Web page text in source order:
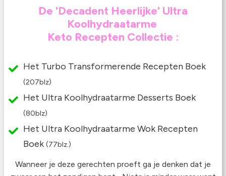
De 'Decadent Heerlijke' Ultra
Koolhydraatarme
Keto Recepten Collectie :
Het Turbo Transformerende Recepten Boek
(207blz)
Het Ultra Koolhydraatarme Desserts Boek
(80blz)
Het Ultra Koolhydraatarme Wok Recepten
Boek (77blz.)
Wanneer je deze gerechten proeft ga je denken dat je